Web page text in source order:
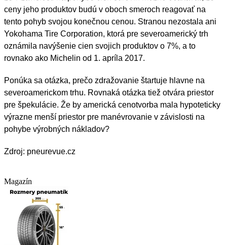
ceny jeho produktov budú v oboch smeroch reagovať na
tento pohyb svojou konečnou cenou. Stranou nezostala ani
Yokohama Tire Corporation, ktorá pre severoamerický trh
oznámila navýšenie cien svojich produktov o 7%, a to
rovnako ako Michelin od 1. apríla 2017.
Ponúka sa otázka, prečo zdražovanie štartuje hlavne na
severoamerickom trhu. Rovnaká otázka tiež otvára priestor
pre špekulácie. Že by americká cenotvorba mala hypoteticky
výrazne menší priestor pre manévrovanie v závislosti na
pohybe výrobných nákladov?
Zdroj: pneurevue.cz
Magazín